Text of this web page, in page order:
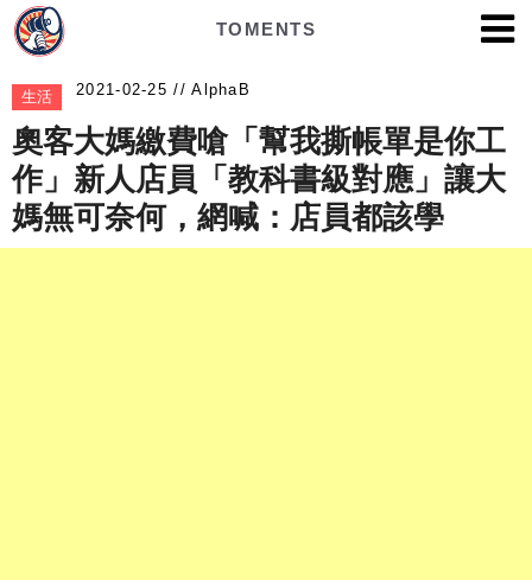
TOMENTS
生活 AlphaB
奧客大媽繳費嗆「幫我撕帳單是你工
作」新人店員「教科書級對應」讓大
媽無可奈何，網喊：店員都該學